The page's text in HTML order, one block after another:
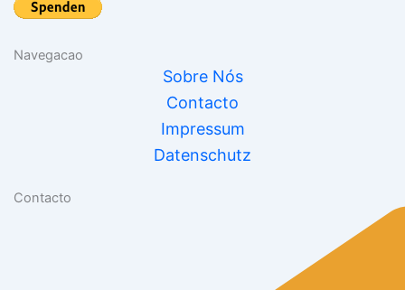
Navegacao
Sobre Nós
Contacto
Impressum
Datenschutz
Contacto